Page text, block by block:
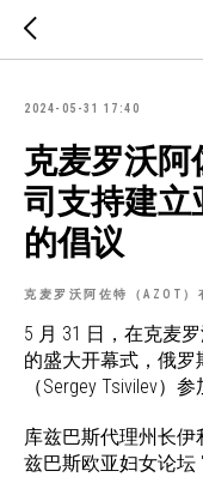
2024-05-31 17:40
克麦罗沃阿
司支持建立
的倡议
克麦罗沃阿佐特（AZOT）
5 月 31 日，在克麦
的盛大开幕式，俄
（Sergey Tsivilev）
库兹巴斯代理州长伊
兹巴斯欧亚妇女论坛